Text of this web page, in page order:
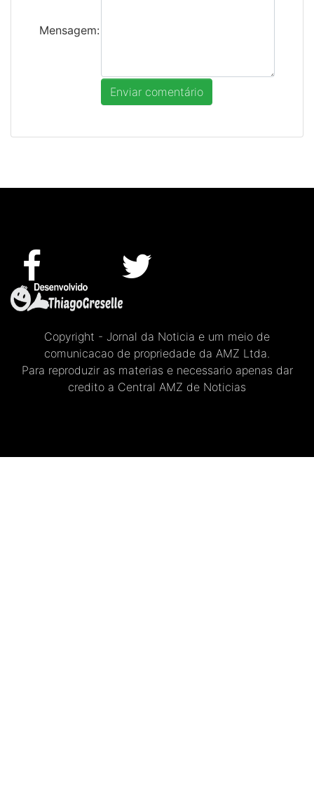
Mensagem:
Copyright - Jornal da Noticia e um meio de
comunicacao de propriedade da AMZ Ltda.
Para reproduzir as materias e necessario apenas dar
credito a Central AMZ de Noticias